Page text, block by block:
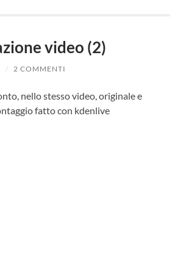
video (2)
/ 2 COMMENTI
nello stesso video, originale e
fatto con kdenlive